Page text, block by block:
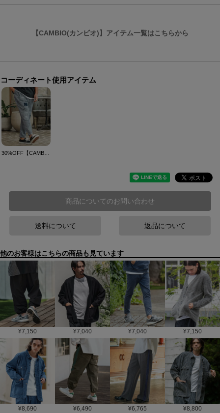
【CAMBIO(カンビオ)】アイテム一覧はこちらから
コーディネート使用アイテム
商品についてのお問い合わせ
送料について 返品について
他のお客様はこちらの商品も見ています
¥7,150 ¥7,040 ¥7,040 ¥7,150
¥8,690 ¥6,490 ¥6,765 ¥8,800